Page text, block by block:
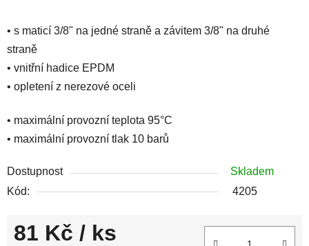
• s maticí 3/8" na jedné straně a závitem 3/8" na druhé
straně
• vnitřní hadice EPDM
• opletení z nerezové oceli
• maximální provozní teplota 95°C
• maximální provozní tlak 10 barů
Dostupnost
Skladem
Kód:
4205
81 Kč / ks